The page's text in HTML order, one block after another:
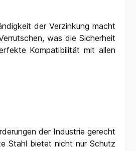
der Verzinkung macht
was die Sicherheit
Kompatibilität mit allen
der Industrie gerecht
Stahl bietet nicht nur Schutz